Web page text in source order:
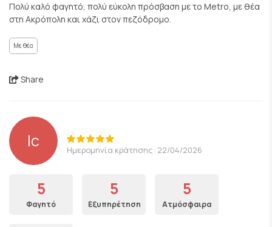
Πολύ καλό φαγητό, πολύ εύκολη πρόσβαση με το Metro, με θέα
στη Ακρόπολη και χάζι στον πεζόδρομο.
Με θέα
Share
lc Ημερομηνία κράτησης: 22/04/2026
5
Φαγητό
5
Εξυπηρέτηση
5
Ατμόσφαιρα